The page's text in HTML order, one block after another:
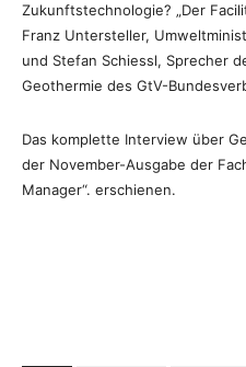
Zukunftstechnologie? „Der
Franz Untersteller,
und Stefan Schiessl, Sprecher
Geothermie des GtV-
Das komplette Interview über
der November-Ausgabe der
Manager“. erschienen.